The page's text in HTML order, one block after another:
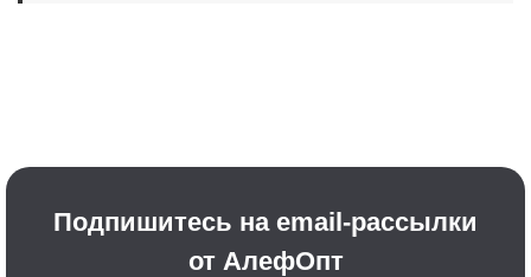
Подпишитесь на email-рассылки
от АлефОпт